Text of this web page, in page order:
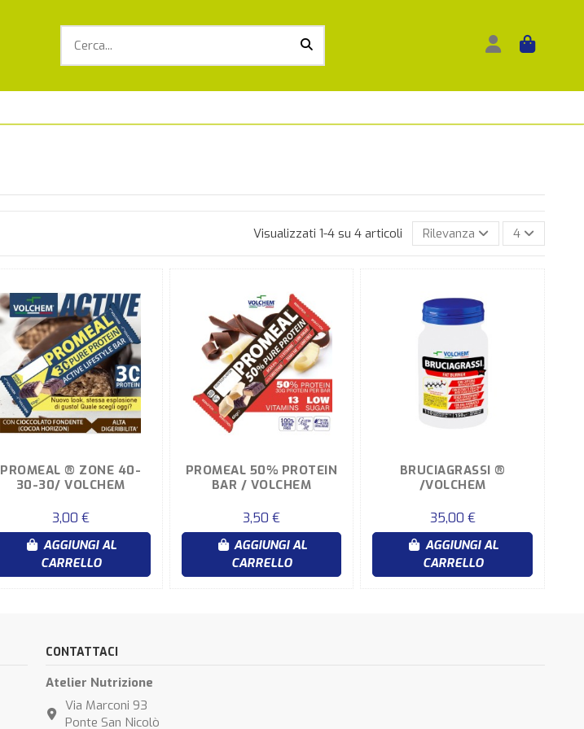
Visualizzati 1-4 su 4 articoli Rilevanza 4
PROMEAL ® ZONE 40-
30-30/ VOLCHEM
3,00 €
AGGIUNGI AL
CARRELLO
PROMEAL 50% PROTEIN
BAR / VOLCHEM
3,50 €
AGGIUNGI AL
CARRELLO
BRUCIAGRASSI ®
/VOLCHEM
35,00 €
AGGIUNGI AL
CARRELLO
CONTATTACI
Atelier Nutrizione
Via Marconi 93
Ponte San Nicolò